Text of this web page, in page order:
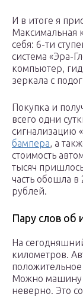
И в итоге я
Максимальная
себя: 6-ти
система «Эра-
компьютер,
зеркала с
Покупка и
всего одни
сигнализацию
бампера, а
стоимость
тысяч
часть обошла в
рублей.
Пару слов об
На
километров.
Можно машину
неверно. Это